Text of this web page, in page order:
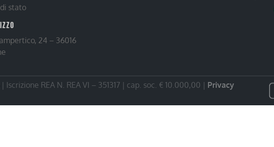
stato
24 – 36016
REA N. REA VI – 351317 | cap. soc. € 10.000,00 | Privacy